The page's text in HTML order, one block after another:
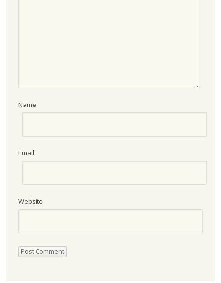
Name
Email
Website